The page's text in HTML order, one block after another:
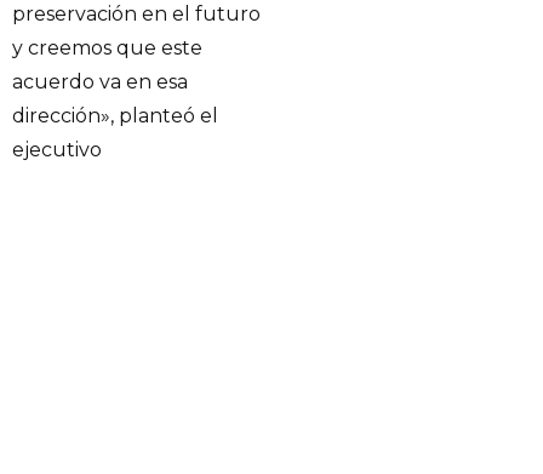
preservación en el futuro
y creemos que este
acuerdo va en esa
dirección», planteó el
ejecutivo